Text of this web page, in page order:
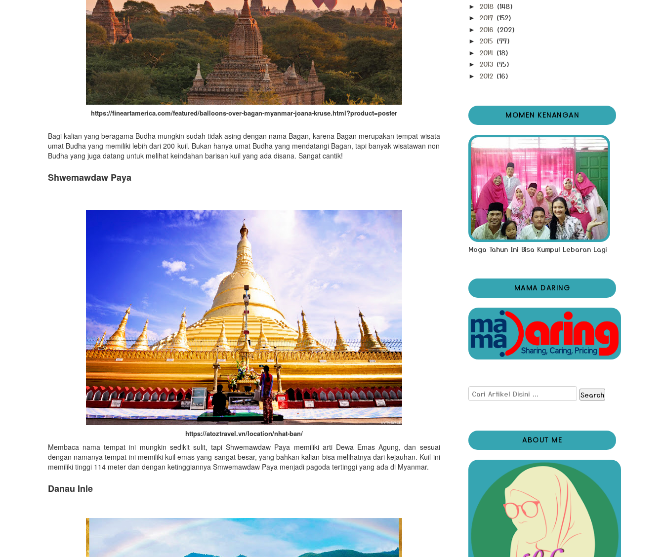
https://fineartamerica.com/featured/balloons-over-bagan-myanmar-joana-kruse.html?product=poster
Bagi kalian yang beragama Budha mungkin sudah tidak asing dengan nama Bagan, karena Bagan merupakan tempat wisata
umat Budha yang memiliki lebih dari 200 kuil. Bukan hanya umat Budha yang mendatangi Bagan, tapi banyak wisatawan non
Budha yang juga datang untuk melihat keindahan barisan kuil yang ada disana. Sangat cantik!
Shwemawdaw Paya
https://atoztravel.vn/location/nhat-ban/
Membaca nama tempat ini mungkin sedikit sulit, tapi Shwemawdaw Paya memiliki arti Dewa Emas Agung, dan sesuai
dengan namanya tempat ini memiliki kuil emas yang sangat besar, yang bahkan kalian bisa melihatnya dari kejauhan. Kuil ini
memiliki tinggi 114 meter dan dengan ketinggiannya Smwemawdaw Paya menjadi pagoda tertinggi yang ada di Myanmar.
Danau Inle
► 2018 (148)
► 2017 (152)
► 2016 (202)
► 2015 (77)
► 2014 (18)
► 2013 (75)
► 2012 (16)
MOMEN KENANGAN
Moga Tahun Ini Bisa Kumpul Lebaran Lagi
MAMA DARING
Search
ABOUT ME